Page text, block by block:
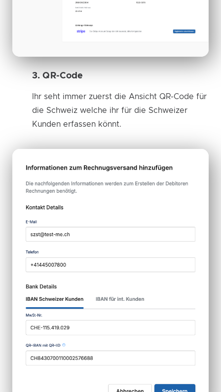
3. QR-Code
Ihr seht immer zuerst die Ansicht QR-Code für
die Schweiz welche ihr für die Schweizer
Kunden erfassen könnt.